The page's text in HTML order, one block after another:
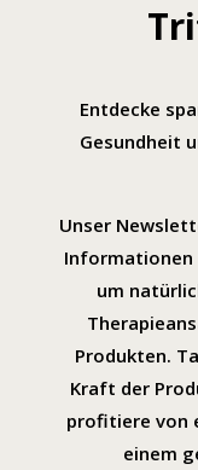
Entdecke
Gesundheit
Unser
Informationen
um
Produkten.
Kraft der
profitiere von
einem